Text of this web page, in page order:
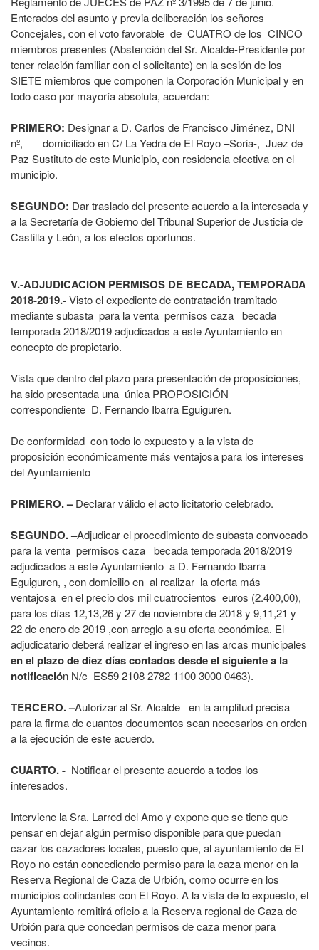
Enterados del asunto y previa deliberación los señores
Concejales, con el voto favorable de CUATRO de los CINCO
miembros presentes (Abstención del Sr. Alcalde-Presidente por
tener relación familiar con el solicitante) en la sesión de los
SIETE miembros que componen la Corporación Municipal y en
todo caso por mayoría absoluta, acuerdan:
PRIMERO: Designar a D. Carlos de Francisco Jiménez, DNI
nº, domiciliado en C/ La Yedra de El Royo –Soria-, Juez de
Paz Sustituto de este Municipio, con residencia efectiva en el
municipio.
SEGUNDO: Dar traslado del presente acuerdo a la interesada y
a la Secretaría de Gobierno del Tribunal Superior de Justicia de
Castilla y León, a los efectos oportunos.
V.-ADJUDICACION PERMISOS DE BECADA, TEMPORADA
2018-2019.-Visto el expediente de contratación tramitado
mediante subasta para la venta permisos caza becada
temporada 2018/2019 adjudicados a este Ayuntamiento en
concepto de propietario.
Vista que dentro del plazo para presentación de proposiciones,
ha sido presentada una única PROPOSICIÓN
correspondiente D. Fernando Ibarra Eguiguren.
De conformidad con todo lo expuesto y a la vista de
proposición económicamente más ventajosa para los intereses
del Ayuntamiento
PRIMERO. –Declarar válido el acto licitatorio celebrado.
SEGUNDO. –Adjudicar el procedimiento de subasta convocado
para la venta permisos caza becada temporada 2018/2019
adjudicados a este Ayuntamiento a D. Fernando Ibarra
Eguiguren, , con domicilio en al realizar la oferta más
ventajosa en el precio dos mil cuatrocientos euros (2.400,00),
para los días 12,13,26 y 27 de noviembre de 2018 y 9,11,21 y
22 de enero de 2019 ,con arreglo a su oferta económica. El
adjudicatario deberá realizar el ingreso en las arcas municipales
en el plazo de diez días contados desde el siguiente a la
notificación N/c ES59 2108 2782 1100 3000 0463).
TERCERO. –Autorizar al Sr. Alcalde en la amplitud precisa
para la firma de cuantos documentos sean necesarios en orden
a la ejecución de este acuerdo.
CUARTO. - Notificar el presente acuerdo a todos los
interesados.
Interviene la Sra. Larred del Amo y expone que se tiene que
pensar en dejar algún permiso disponible para que puedan
cazar los cazadores locales, puesto que, al ayuntamiento de El
Royo no están concediendo permiso para la caza menor en la
Reserva Regional de Caza de Urbión, como ocurre en los
municipios colindantes con El Royo. A la vista de lo expuesto, el
Ayuntamiento remitirá oficio a la Reserva regional de Caza de
Urbión para que concedan permisos de caza menor para
vecinos.